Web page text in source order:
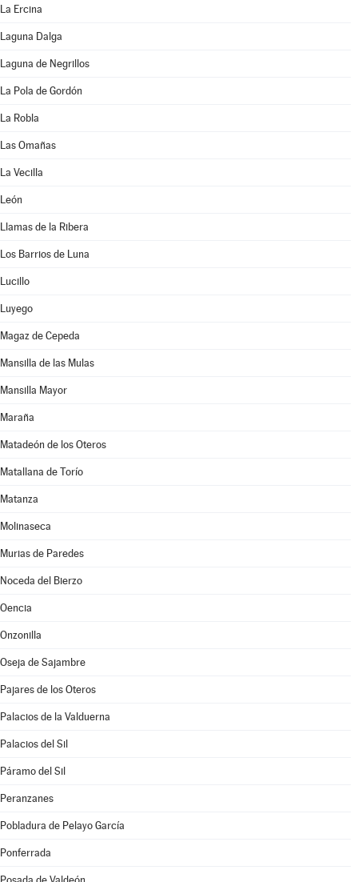
La Ercina
Laguna Dalga
Laguna de Negrillos
La Pola de Gordón
La Robla
Las Omañas
La Vecilla
León
Llamas de la Ribera
Los Barrios de Luna
Lucillo
Luyego
Magaz de Cepeda
Mansilla de las Mulas
Mansilla Mayor
Maraña
Matadeón de los Oteros
Matallana de Torío
Matanza
Molinaseca
Murias de Paredes
Noceda del Bierzo
Oencia
Onzonilla
Oseja de Sajambre
Pajares de los Oteros
Palacios de la Valduerna
Palacios del Sil
Páramo del Sil
Peranzanes
Pobladura de Pelayo García
Ponferrada